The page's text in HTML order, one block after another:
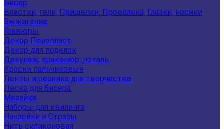
Бисер
Блестки, гели, Прищепки, Проволока, Глазки, носики
Выжигание
Гравюры
Декор Пенопласт
Декор для поделок
Декупаж, кракелюр, поталь
Краски пальчиковые
Ленты и резинка для творчества
Леска для бисера
Мозайка
Наборы для квилинга
Наклейки и Стразы
Нить силиконовая